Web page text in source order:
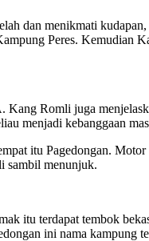
dan menikmati
Peres. Kemudian
Romli juga
menjadi kebanggaan
itu Pagedongan.
sambil menunjuk.
itu terdapat tembok
ini nama